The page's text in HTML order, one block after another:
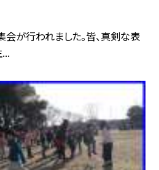
会が行われました。皆、真剣な表